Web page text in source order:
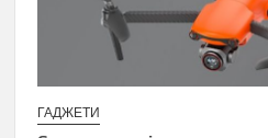
ГАДЖЕТИ